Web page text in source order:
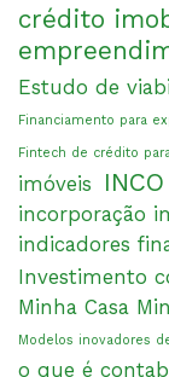
crédito
Estudo de
Financiamento para
Fintech de crédito
imóveis
INCO
incorporação
indicadores
Investimento
Minha Casa
Modelos inovadores
o que é